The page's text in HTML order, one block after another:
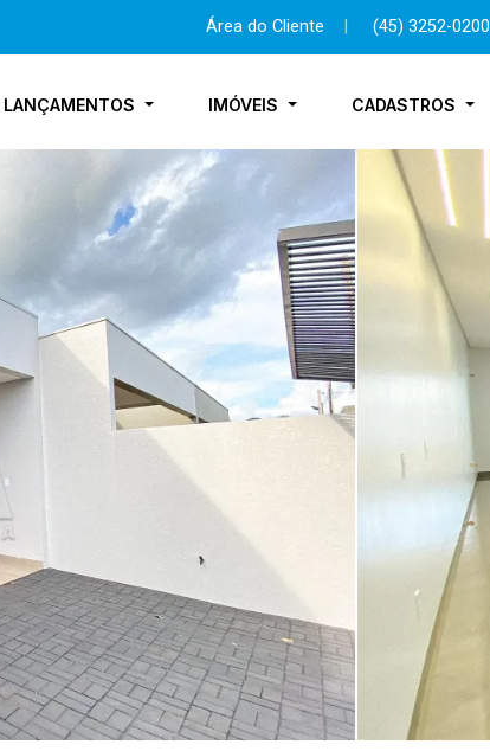
Área do Cliente (45) 3252-0200
LANÇAMENTOS IMÓVEIS CADASTROS